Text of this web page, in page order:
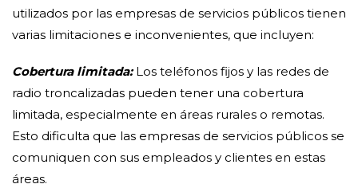
utilizados por las empresas de servicios públicos tienen
varias limitaciones e inconvenientes, que incluyen:
Cobertura limitada: Los teléfonos fijos y las redes de
radio troncalizadas pueden tener una cobertura
limitada, especialmente en áreas rurales o remotas.
Esto dificulta que las empresas de servicios públicos se
comuniquen con sus empleados y clientes en estas
áreas.